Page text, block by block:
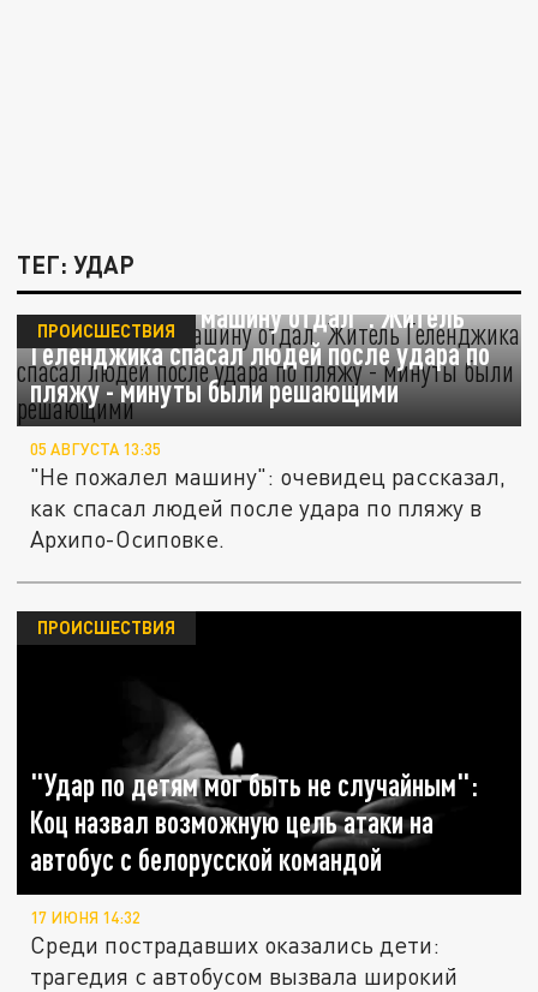
ТЕГ: УДАР
"Сам не мог, но машину отдал". Житель
Геленджика спасал людей после удара по
пляжу - минуты были решающими
ПРОИСШЕСТВИЯ
05 АВГУСТА 13:35
"Не пожалел машину": очевидец рассказал,
как спасал людей после удара по пляжу в
Архипо-Осиповке.
"Удар по детям мог быть не случайным":
Коц назвал возможную цель атаки на
автобус с белорусской командой
ПРОИСШЕСТВИЯ
17 ИЮНЯ 14:32
Среди пострадавших оказались дети:
трагедия с автобусом вызвала широкий